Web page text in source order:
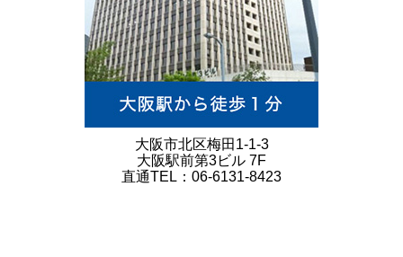
大阪市北区梅田1-1-3
大阪駅前第3ビル 7F
直通TEL：06-6131-8423